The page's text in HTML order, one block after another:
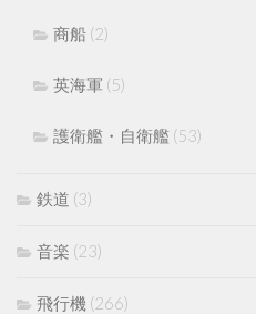
商船 (2)
英海軍 (5)
護衛艦・自衛艦 (53)
鉄道 (3)
音楽 (23)
飛行機 (266)